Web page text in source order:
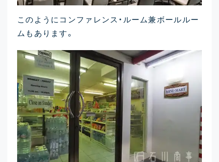
このようにコンファレンス・ルーム兼ボールルー
ムもあります。